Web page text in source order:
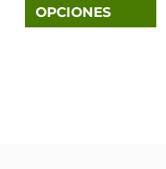
OPCIONES